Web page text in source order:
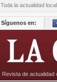
Toda la actualidad
Síguenos en:
Revista de actualidad